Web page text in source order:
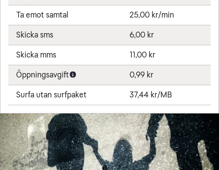
Ta emot samtal 25,00 kr/min
Skicka sms 6,00 kr
Skicka mms 11,00 kr
Öppningsavgift 0,99 kr
Surfa utan surfpaket 37,44 kr/MB